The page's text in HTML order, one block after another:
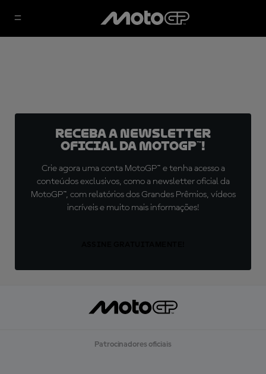
Receba a newsletter
oficial da MotoGP™!
Crie agora uma conta MotoGP™ e tenha acesso a
conteúdos exclusivos, como a newsletter oficial da
MotoGP™, com relatórios dos Grandes Prêmios, vídeos
incríveis e muito mais informações!
Patrocinadores oficiais